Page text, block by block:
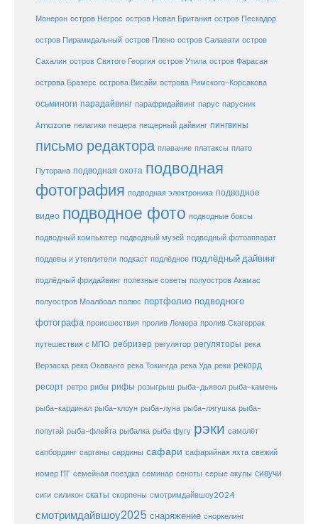
Монерон остров Негрос остров Новая Британия остров Пескадор
остров Пирамидальный остров Плено остров Салавати остров
Сахалин остров Святого Георгия остров Утила остров Фарасан
острова Бразерс острова Висайи острова Римского-Корсакова
осьминоги парадайвинг парафридайвинг парус парусник
Amazone пелагики пещера пещерный дайвинг пингвины
письмо редактора плавание платаксы плато
Путорана подводная охота подводная
фотография подводная электроника подводное
видео подводное фото подводные боксы
подводный компьютер подводный музей подводный фотоаппарат
поддевы и утеплители подкаст подлёдное подлёдный дайвинг
подлёдный фридайвинг полезные советы полуостров Акамас
полуостров Моалбоал полюс портфолио подводного
фотографа происшествия пролив Лемера пролив Скагеррак
путешествия с МПО ребризер регулятор регуляторы река
Верзаска река Окаванго река Токингда река Уда реки рекорд
ресорт ретро рибы рифы розыгрыш рыба-дьявол рыба-камень
рыба-кардинал рыба-клоун рыба-луна рыба-лягушка рыба-
попугай рыба-флейта рыбалка рыба фугу рэки самолёт
сапбординг сарганы сардины сафари сафарийная яхта свежий
номер ПГ семейная поездка семинар сеноты серые акулы сивучи
сиги силикон скаты скорпены смотримдайвшоу2024
смотримдайвшоу2025 снаряжение сноркелинг